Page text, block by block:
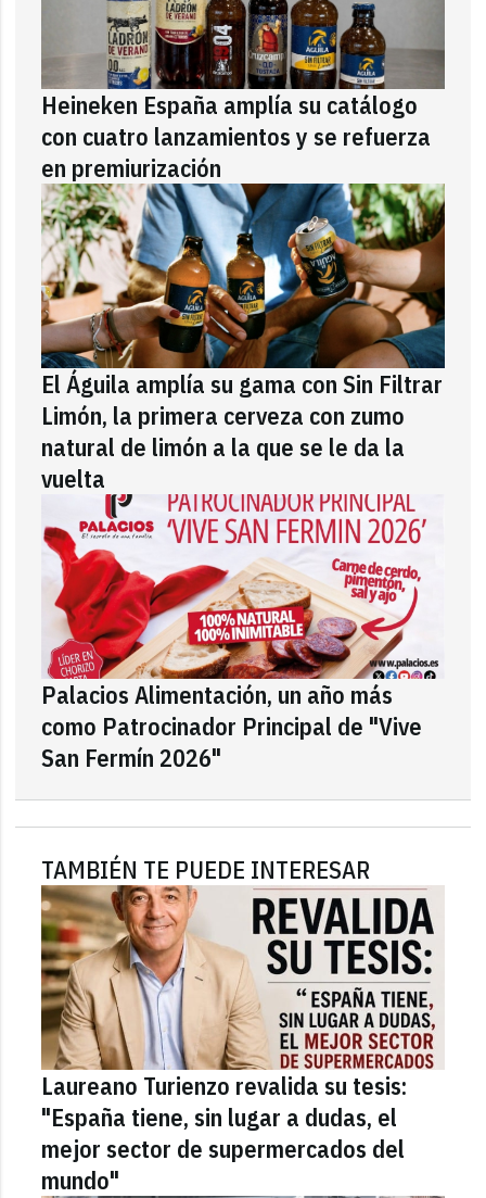
Heineken España amplía su catálogo
con cuatro lanzamientos y se refuerza
en premiurización
El Águila amplía su gama con Sin Filtrar
Limón, la primera cerveza con zumo
natural de limón a la que se le da la
vuelta
Palacios Alimentación, un año más
como Patrocinador Principal de "Vive
San Fermín 2026"
TAMBIÉN TE PUEDE INTERESAR
Laureano Turienzo revalida su tesis:
"España tiene, sin lugar a dudas, el
mejor sector de supermercados del
mundo"